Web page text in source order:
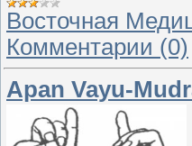
Восточная
Комментарии (0)
Apan Vayu-